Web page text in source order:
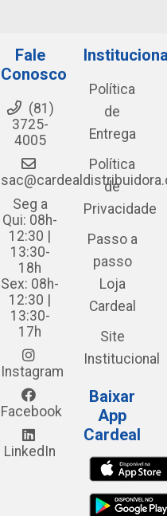
Fale
Conosco
(81)
3725-
4005
Seg a
Qui: 08h-
12:30 |
13:30-
18h
Sex: 08h-
12:30 |
13:30-
17h
Instagram
Facebook
LinkedIn
Política
de
Entrega
Política
de
Privacidade
Passo a
passo
Loja
Cardeal
Site
Institucional
Baixar
App
Cardeal